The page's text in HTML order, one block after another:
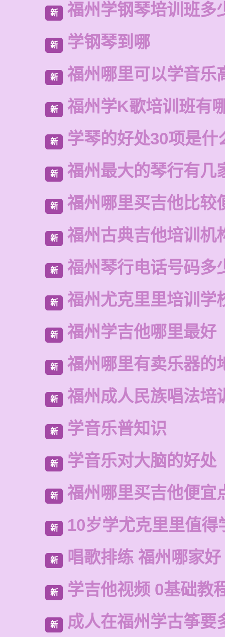
新 福州学钢琴培训班多
新 学钢琴到哪
新 福州哪里可以学音乐
新 福州学K歌培训班有
新 学琴的好处30项是什
新 福州最大的琴行有几
新 福州哪里买吉他比较
新 福州古典吉他培训机
新 福州琴行电话号码多
新 福州尤克里里培训学
新 福州学吉他哪里最好
新 福州哪里有卖乐器的
新 福州成人民族唱法培
新 学音乐普知识
新 学音乐对大脑的好处
新 福州哪里买吉他便宜
新 10岁学尤克里里值得
新 唱歌排练 福州哪家好
新 学吉他视频 0基础教
新 成人在福州学古筝要